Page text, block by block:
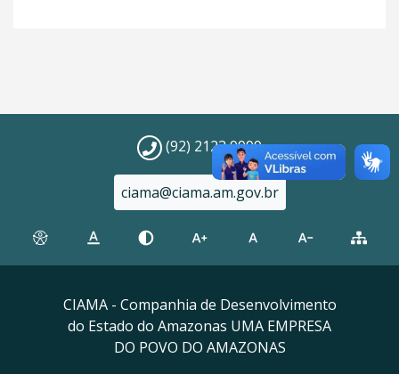
(92) 2123 9999
ciama@ciama.am.gov.br
CIAMA - Companhia de Desenvolvimento
do Estado do Amazonas UMA EMPRESA
DO POVO DO AMAZONAS